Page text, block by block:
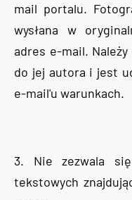
mail portalu.
wysłana w
adres e-mail.
do jej autora i jest
e-mail'u warunkach.
3. Nie zezwala
tekstowych